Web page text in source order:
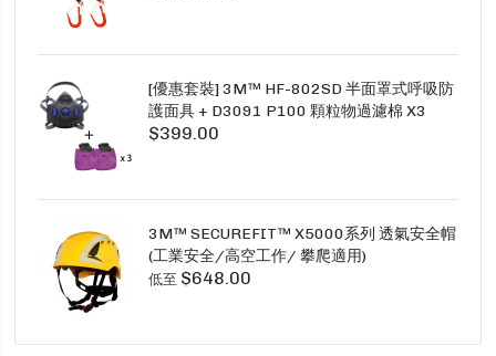
[優惠套裝] 3M™ HF-802SD 半面罩式呼吸防
護面具 + D3091 P100 顆粒物過濾棉 X3
SECURE CLICK HF-802SD HF-800SD 系列
$399.00
3M™ SECUREFIT™ X5000系列 透氣安全帽
(工業安全/高空工作/ 攀爬適用)
低至 $648.00